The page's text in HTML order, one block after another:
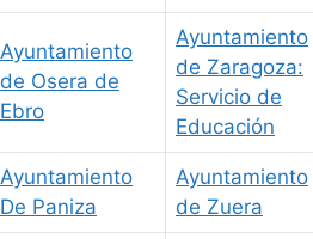
Ayuntamiento
de Osera de
Ebro
Ayuntamiento
de Zaragoza:
Servicio de
Educación
Ayuntamiento
De Paniza
Ayuntamiento
de Zuera